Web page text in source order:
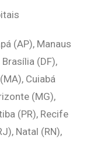
(AP), Manaus
(DF),
Cuiabá
(MG),
(PR), Recife
Natal (RN),